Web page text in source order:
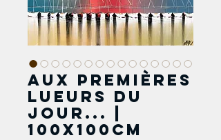
Aux premières
lueurs du
jour... |
100x100cm